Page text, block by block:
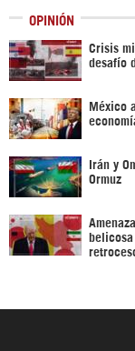
OPINIÓN
Crisis
desafío
México
Irán y
Ormuz